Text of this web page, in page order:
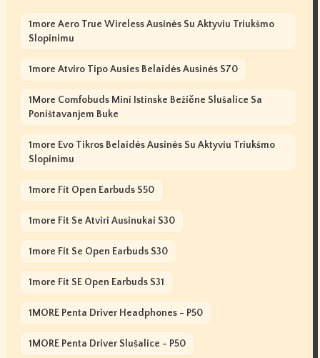
1more Aero True Wireless Ausinės Su Aktyviu Triukšmo
Slopinimu
1more Atviro Tipo Ausies Belaidės Ausinės S70
1More Comfobuds Mini Istinske Bežične Slušalice Sa
Poništavanjem Buke
1more Evo Tikros Belaidės Ausinės Su Aktyviu Triukšmo
Slopinimu
1more Fit Open Earbuds S50
1more Fit Se Atviri Ausinukai S30
1more Fit Se Open Earbuds S30
1more Fit SE Open Earbuds S31
1MORE Penta Driver Headphones - P50
1MORE Penta Driver Slušalice - P50